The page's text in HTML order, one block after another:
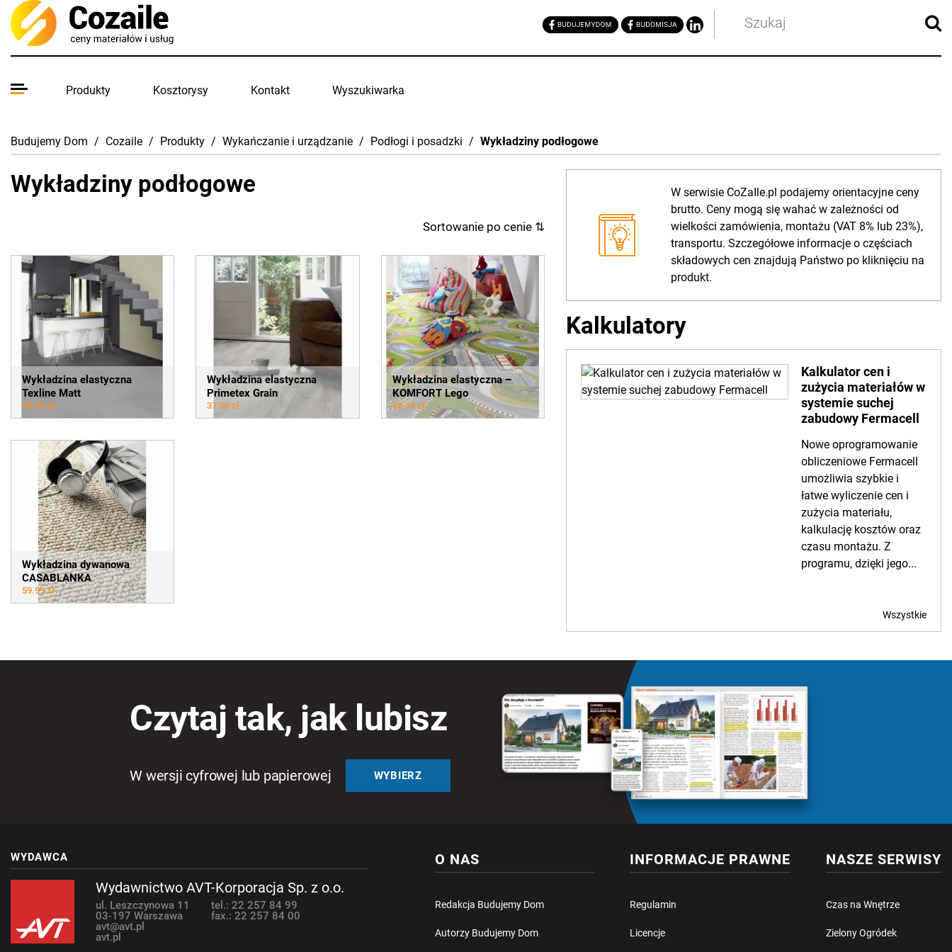
Produkty Kosztorysy Kontakt Wyszukiwarka
Budujemy Dom / Cozaile / Produkty / Wykańczanie i urządzanie / Podłogi i posadzki / Wykładziny podłogowe
Wykładziny podłogowe
Sortowanie po cenie ⇅
Wykładzina elastyczna
Texline Matt
55.00 zł
Wykładzina elastyczna
Primetex Grain
37.00 zł
Wykładzina elastyczna –
KOMFORT Lego
33.99 zł
Wykładzina dywanowa
CASABLANKA
59.99 zł
W serwisie CoZaIle.pl podajemy orientacyjne ceny
brutto. Ceny mogą się wahać w zależności od
wielkości zamówienia, montażu (VAT 8% lub 23%),
transportu. Szczegółowe informacje o częściach
składowych cen znajdują Państwo po kliknięciu na
produkt.
Kalkulatory
Kalkulator cen i
zużycia materiałów w
systemie suchej
zabudowy Fermacell
Nowe oprogramowanie
obliczeniowe Fermacell
umożliwia szybkie i
łatwe wyliczenie cen i
zużycia materiału,
kalkulację kosztów oraz
czasu montażu. Z
programu, dzięki jego...
Wszystkie
Czytaj tak, jak lubisz
W wersji cyfrowej lub papierowej WYBIERZ
WYDAWCA
Wydawnictwo AVT-Korporacja Sp. z o.o.
ul. Leszczynowa 11
03-197 Warszawa
tel.: 22 257 84 99
fax.: 22 257 84 00
avt@avt.pl
avt.pl
O NAS
Redakcja Budujemy Dom
Autorzy Budujemy Dom
INFORMACJE PRAWNE
Regulamin
Licencje
NASZE SERWISY
Czas na Wnętrze
Zielony Ogródek